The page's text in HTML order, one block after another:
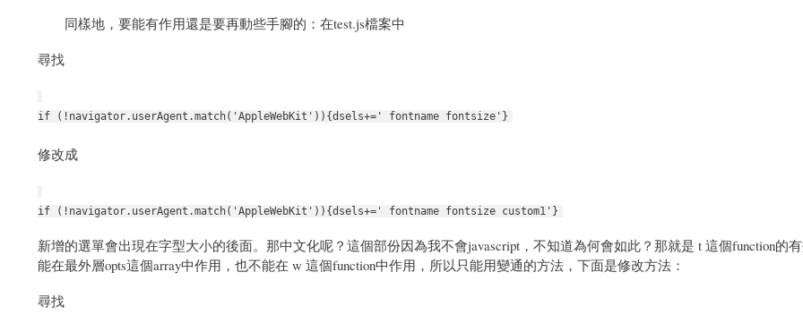
同樣地，要能有作用還是要再動些手腳的：在test.js檔案中
尋找
if (!navigator.userAgent.match('AppleWebKit')){dsels+=' fontname fontsize'}
修改成
if (!navigator.userAgent.match('AppleWebKit')){dsels+=' fontname fontsize custom1'}
新增的選單會出現在字型大小的後面。那中文化呢？這個部份因為我不會javascript，不知道為何會如此？那就是 t 這個function的
能在最外層opts這個array中作用，也不能在 w 這個function中作用，所以只能用變通的方法，下面是修改方法：
尋找